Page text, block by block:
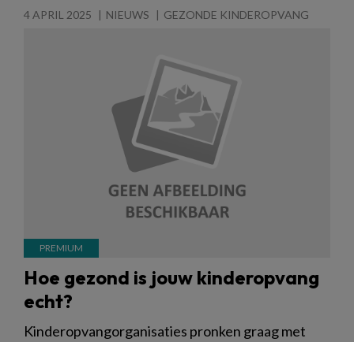
4 APRIL 2025 NIEUWS GEZONDE KINDEROPVANG
Hoe gezond is jouw kinderopvang
echt?
Kinderopvangorganisaties pronken graag met